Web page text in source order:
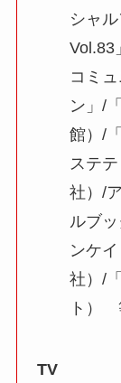
シャ
Vol.83
コミ
ン」/
館）/
ステ
社）/
ルブ
ンケ
社）/
ト）
TV